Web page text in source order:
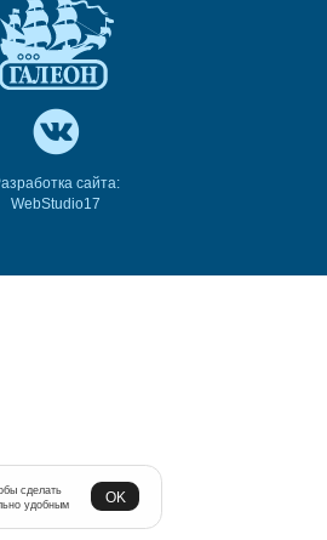
сайта:
WebStudio17
сделать
удобным
OK